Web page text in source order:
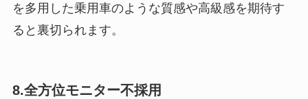
を多用した乗用車のような質感や高級感を期待す
ると裏切られます。
8.全方位モニター不採用